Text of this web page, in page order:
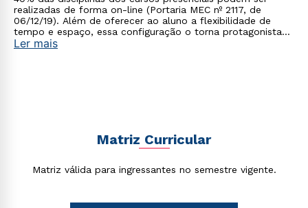
realizadas de forma on-line (Portaria MEC nº 2117, de
06/12/19). Além de oferecer ao aluno a flexibilidade de
tempo e espaço, essa configuração o torna protagonista
no processo de construção do seu conhecimento.
Ler mais
Matriz Curricular
Matriz válida para ingressantes no semestre vigente.